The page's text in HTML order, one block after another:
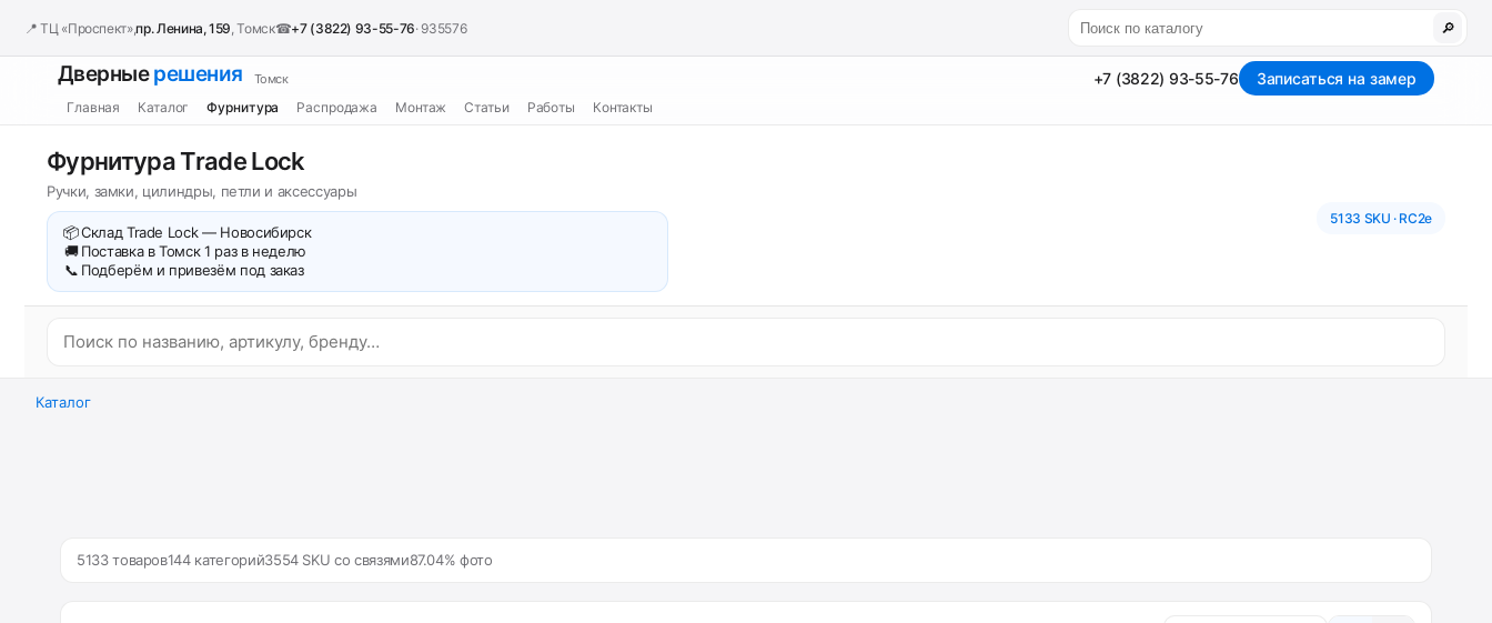
📍 ТЦ «Проспект»,пр. Ленина, 159 , Томск☎+7 (3822) 93-55-76· 935576 🔎
Дверныерешения Томск
Главная Каталог Фурнитура Распродажа Монтаж Статьи Работы Контакты
+7 (3822) 93-55-76 Записаться на замер
Фурнитура Trade Lock
Ручки, замки, цилиндры, петли и аксессуары
📦Склад Trade Lock — Новосибирск
🚚 Поставка в Томск 1 раз в неделю
📞 Подберём и привезём под заказ
5133 SKU · RC2e
Каталог
5133 товаров144 категорий3554 SKU со связями87.04% фото